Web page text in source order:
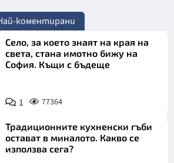
коментирани
Село, за което знаят на края на
света, стана имотно бижу на
София. Къщи с бъдеще
1 77364
Традиционните кухненски гъби
остават в миналото. Какво се
използва сега?